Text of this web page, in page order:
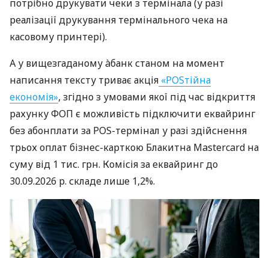
потрібно друкувати чеки з термінала (у разі
реалізації друкування термінального чека на
касовому принтері).
А у вищезгаданому àбанк станом на момент
написання тексту триває акція «POSтійна
економія», згідно з умовами якої під час відкриття
рахунку ФОП є можливість підключити еквайринг
без абонплати за POS-термінал у разі здійснення
трьох оплат бізнес-карткою Блакитна Mastercard на
суму від 1 тис. грн. Комісія за еквайринг до
30.09.2026 р. складе лише 1,2%.